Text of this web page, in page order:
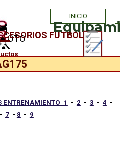
INICIO
FUTBOL
ENTRENAMIENTO 1 - 2 - 3 - 4 -
7- 8 - 9